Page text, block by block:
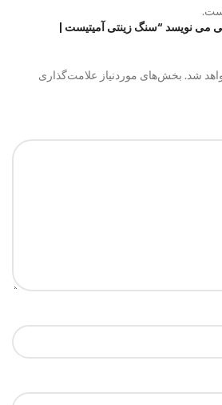
می نویسد “سنگ زینتی آمیتیست |
شد. بخش‌های موردنیاز علامت‌گذاری